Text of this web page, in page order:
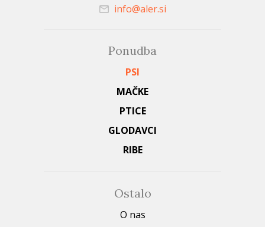
info@aler.si
Ponudba
PSI
MAČKE
PTICE
GLODAVCI
RIBE
Ostalo
O nas